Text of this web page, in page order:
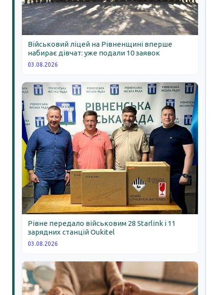
Військовий ліцей на Рівненщині вперше
набирає дівчат: уже подали 10 заявок
03.08.2026
Рівне передало військовим 28 Starlink і 11
зарядних станцій Oukitel
03.08.2026